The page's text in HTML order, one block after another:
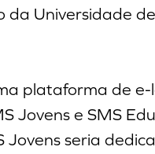
da Universidade
plataforma de
Jovens e SMS
Jovens seria